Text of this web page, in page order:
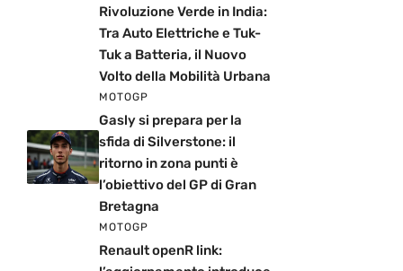
Rivoluzione Verde in India:
Tra Auto Elettriche e Tuk-
Tuk a Batteria, il Nuovo
Volto della Mobilità Urbana
MOTOGP
Gasly si prepara per la
sfida di Silverstone: il
ritorno in zona punti è
l’obiettivo del GP di Gran
Bretagna
MOTOGP
Renault openR link: